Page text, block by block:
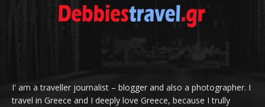
I' am a traveller journalist – blogger and also a photographer. I
travel in Greece and I deeply love Greece, because I trully